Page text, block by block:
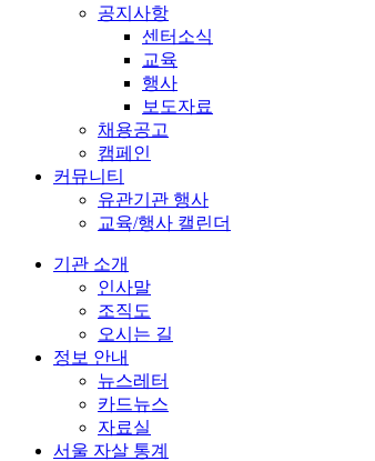
공지사항
센터소식
교육
행사
보도자료
채용공고
캠페인
커뮤니티
유관기관 행사
교육/행사 캘린더
기관 소개
인사말
조직도
오시는 길
정보 안내
뉴스레터
카드뉴스
자료실
서울 자살 통계